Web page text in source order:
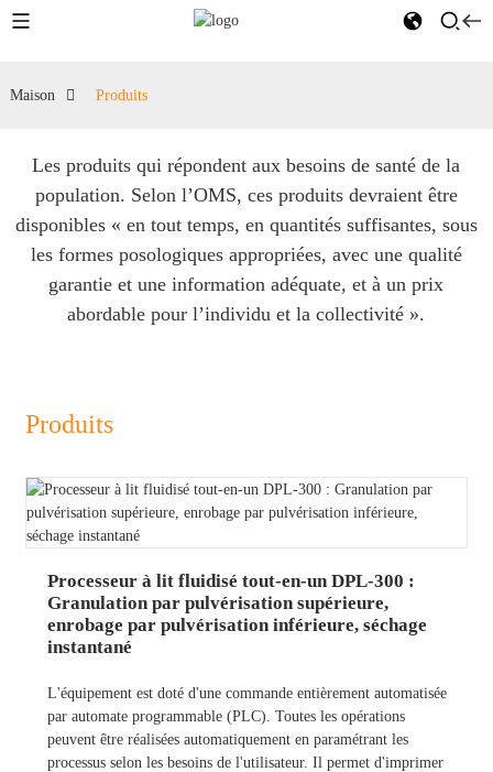
Maison Produits
Les produits qui répondent aux besoins de santé de la
population. Selon l’OMS, ces produits devraient être
disponibles « en tout temps, en quantités suffisantes, sous
les formes posologiques appropriées, avec une qualité
garantie et une information adéquate, et à un prix
abordable pour l’individu et la collectivité ».
Produits
Processeur à lit fluidisé tout-en-un DPL-300 :
Granulation par pulvérisation supérieure,
enrobage par pulvérisation inférieure, séchage
instantané
L'équipement est doté d'une commande entièrement automatisée
par automate programmable (PLC). Toutes les opérations
peuvent être réalisées automatiquement en paramétrant les
processus selon les besoins de l'utilisateur. Il permet d'imprimer